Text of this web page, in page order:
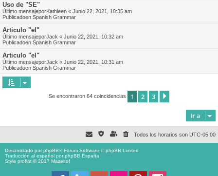
Uso de "SE"
Último mensajeporKathleen « Junio 22, 2021, 10:35 am
Publicadoen Spanish Grammar
Articulo "el"
Último mensajeporJack « Junio 22, 2021, 10:32 am
Publicadoen Spanish Grammar
Articulo "el"
Último mensajeporJack « Junio 22, 2021, 10:31 am
Publicadoen Spanish Grammar
Se encontraron 64 coincidencias 1 2 3
Ir a
Todos los horarios son UTC-05:00
Desarrollado porphpBB® Forum Software © phpBB Limited
Traducción al español porphpBB España
Style proflat © 2017 Mazeltof